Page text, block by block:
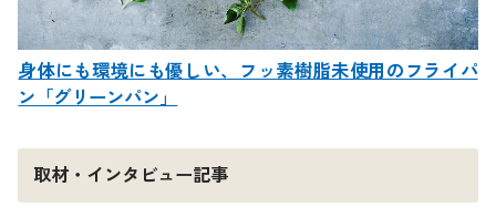
身体にも環境にも優しい、フッ素樹脂未使用のフライパ
ン「グリーンパン」
取材・インタビュー記事